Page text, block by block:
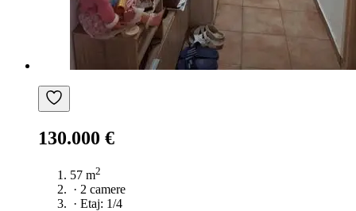
130.000 €
57 m2
· 2 camere
· Etaj: 1/4